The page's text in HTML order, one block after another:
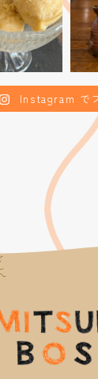
Instagram で